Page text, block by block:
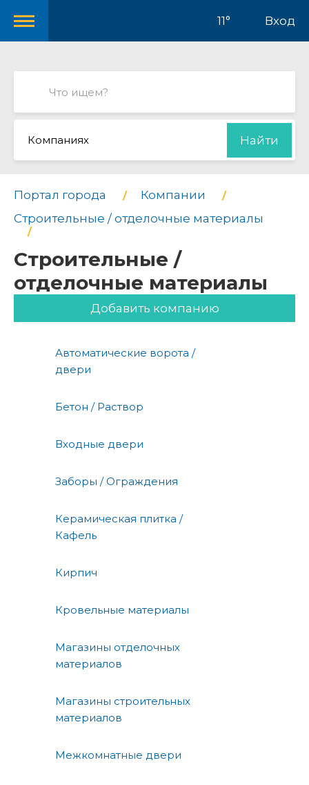
11° Вход
Компаниях Найти
Портал города
Компании
Строительные / отделочные материалы
Строительные /
отделочные материалы
Добавить компанию
Автоматические ворота /
двери
Бетон / Раствор
Входные двери
Заборы / Ограждения
Керамическая плитка /
Кафель
Кирпич
Кровельные материалы
Магазины отделочных
материалов
Магазины строительных
материалов
Межкомнатные двери